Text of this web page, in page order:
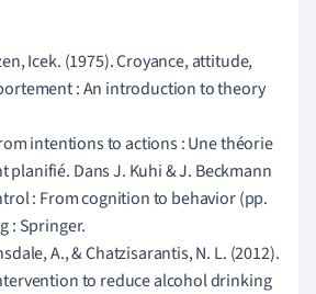
Icek. (1975). Croyance, attitude,
: An introduction to theory
intentions to actions : Une théorie
Dans J. Kuhi & J. Beckmann
: From cognition to behavior (pp.
: Springer.
A., & Chatzisarantis, N. L. (2012).
to reduce alcohol drinking